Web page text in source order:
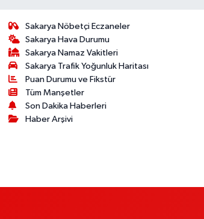
Sakarya Nöbetçi Eczaneler
Sakarya Hava Durumu
Sakarya Namaz Vakitleri
Sakarya Trafik Yoğunluk Haritası
Puan Durumu ve Fikstür
Tüm Manşetler
Son Dakika Haberleri
Haber Arşivi